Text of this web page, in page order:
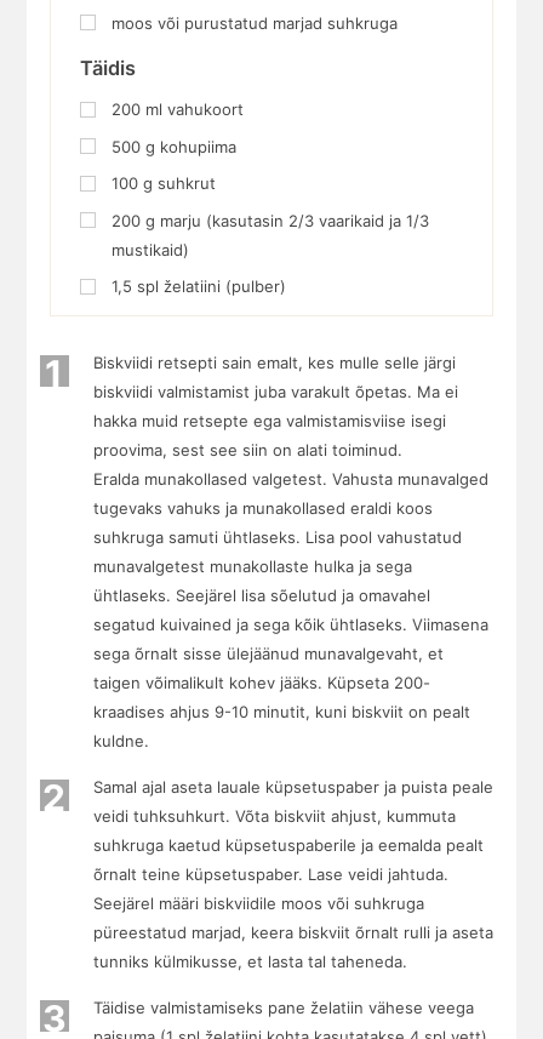
moos või purustatud marjad suhkruga
Täidis
200 ml vahukoort
500 g kohupiima
100 g suhkrut
200 g marju (kasutasin 2/3 vaarikaid ja 1/3
mustikaid)
1,5 spl želatiini (pulber)
1
Biskviidi retsepti sain emalt, kes mulle selle järgi
biskviidi valmistamist juba varakult õpetas. Ma ei
hakka muid retsepte ega valmistamisviise isegi
proovima, sest see siin on alati toiminud.
Eralda munakollased valgetest. Vahusta munavalged
tugevaks vahuks ja munakollased eraldi koos
suhkruga samuti ühtlaseks. Lisa pool vahustatud
munavalgetest munakollaste hulka ja sega
ühtlaseks. Seejärel lisa sõelutud ja omavahel
segatud kuivained ja sega kõik ühtlaseks. Viimasena
sega õrnalt sisse ülejäänud munavalgevaht, et
taigen võimalikult kohev jääks. Küpseta 200-
kraadises ahjus 9-10 minutit, kuni biskviit on pealt
kuldne.
2
Samal ajal aseta lauale küpsetuspaber ja puista peale
veidi tuhksuhkurt. Võta biskviit ahjust, kummuta
suhkruga kaetud küpsetuspaberile ja eemalda pealt
õrnalt teine küpsetuspaber. Lase veidi jahtuda.
Seejärel määri biskviidile moos või suhkruga
püreestatud marjad, keera biskviit õrnalt rulli ja aseta
tunniks külmikusse, et lasta tal taheneda.
3
Täidise valmistamiseks pane želatiin vähese veega